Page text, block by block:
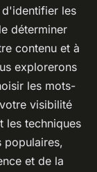
les
déterminer
contenu et à
explorerons
les mots-
visibilité
les techniques
populaires,
et de la